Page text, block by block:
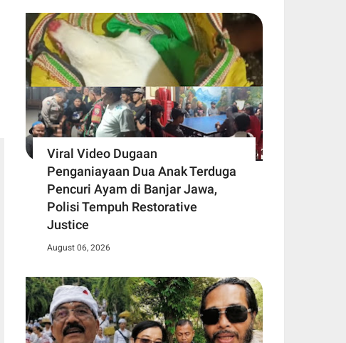
Viral Video Dugaan
Penganiayaan Dua Anak Terduga
Pencuri Ayam di Banjar Jawa,
Polisi Tempuh Restorative
Justice
August 06, 2026